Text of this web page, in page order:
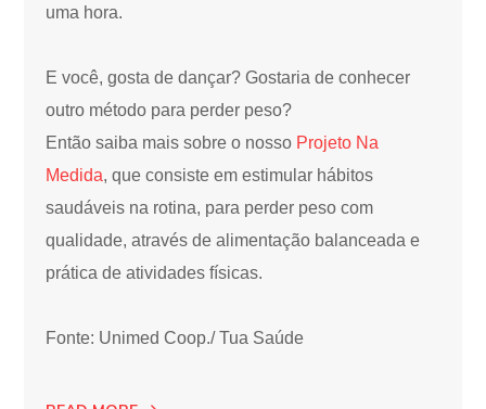
uma hora.
E você, gosta de dançar? Gostaria de conhecer
outro método para perder peso?
Então saiba mais sobre o nosso Projeto Na
Medida, que consiste em estimular hábitos
saudáveis na rotina, para perder peso com
qualidade, através de alimentação balanceada e
prática de atividades físicas.
Fonte: Unimed Coop./ Tua Saúde